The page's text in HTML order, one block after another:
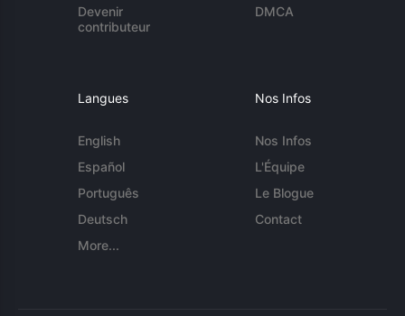
Devenir
contributeur
DMCA
Langues
English
Español
Português
Deutsch
More...
Nos Infos
Nos Infos
L'Équipe
Le Blogue
Contact